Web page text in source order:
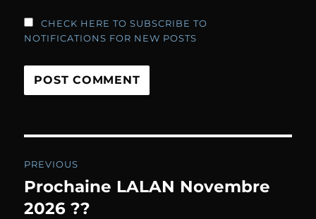
CHECK HERE TO SUBSCRIBE TO
NOTIFICATIONS FOR NEW POSTS
navigation
PREVIOUS
Previous
post:
Prochaine LALAN Novembre
2026 ??